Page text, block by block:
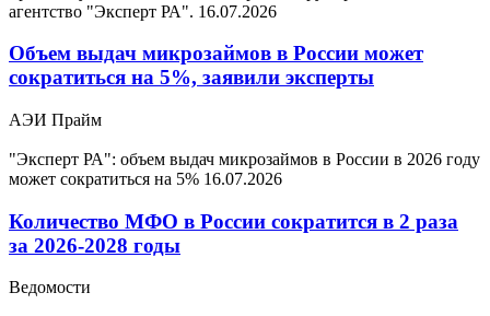
агентство "Эксперт РА". 16.07.2026
Объем выдач микрозаймов в России может
сократиться на 5%, заявили эксперты
АЭИ Прайм
"Эксперт РА": объем выдач микрозаймов в России в 2026 году
может сократиться на 5% 16.07.2026
Количество МФО в России сократится в 2 раза
за 2026-2028 годы
Ведомости